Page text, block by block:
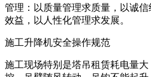
管理：以质量管理求质量，以诚
效益，以人性化管理求发展。
施工升降机安全操作规范
施工现场特别是塔吊租赁耗电量